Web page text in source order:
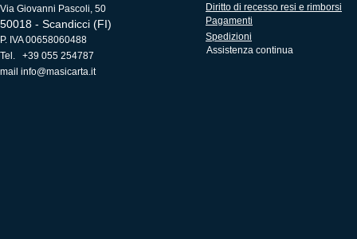
Via Giovanni Pascoli, 50
50018 - Scandicci (FI)
P. IVA 00658060488
Tel. +39 055 254787
mail info@masicarta.it
Diritto di recesso resi e rimborsi
Pagamenti
Spedizioni
Assistenza continua